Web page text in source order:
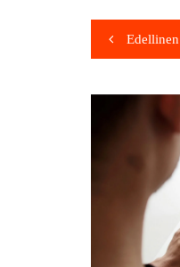
Edellinen